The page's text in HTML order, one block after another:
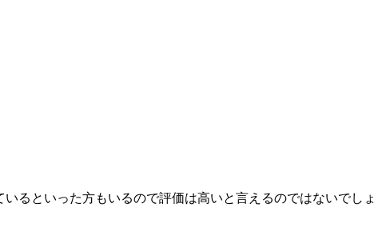
るといった方もいるので評価は高いと言えるのではないでしょ